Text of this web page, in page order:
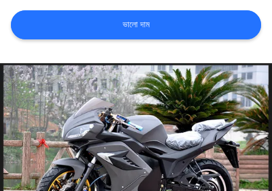
আবেদন
ম্যাপ
গোপনীয়তা
নীতি
ভালো দাম